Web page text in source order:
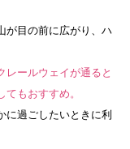
が目の前に広がり、ハ
レールウェイが通ると
もおすすめ。
に過ごしたいときに利